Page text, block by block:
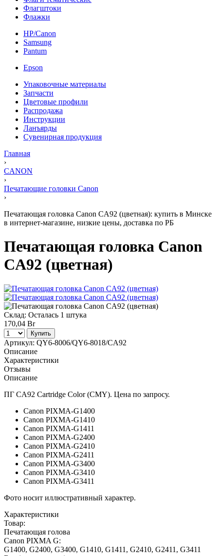
Флагштоки
Флажки
HP/Canon
Samsung
Pantum
Epson
Упаковочные материалы
Запчасти
Цветовые профили
Распродажа
Инструкции
Ланъярды
Сувенирная продукция
Главная
›
CANON
›
Печатающие головки Canon
›
Печатающая головка Canon CA92 (цветная): купить в Минске
в интернет-магазине, низкие цены, доставка по РБ
Печатающая головка Canon
CA92 (цветная)
Склад: Осталась 1 штука
170,04 Br
Купить
Артикул: QY6-8006/QY6-8018/CA92
Описание
Характеристики
Отзывы
Описание
ПГ CA92 Cartridge Color (CMY). Цена по запросу.
Canon PIXMA-G1400
Canon PIXMA-G1410
Canon PIXMA-G1411
Canon PIXMA-G2400
Canon PIXMA-G2410
Canon PIXMA-G2411
Canon PIXMA-G3400
Canon PIXMA-G3410
Canon PIXMA-G3411
Фото носит иллюстративный характер.
Характеристики
Товар:
Печатающая голова
Canon PIXMA G:
G1400, G2400, G3400, G1410, G1411, G2410, G2411, G3411